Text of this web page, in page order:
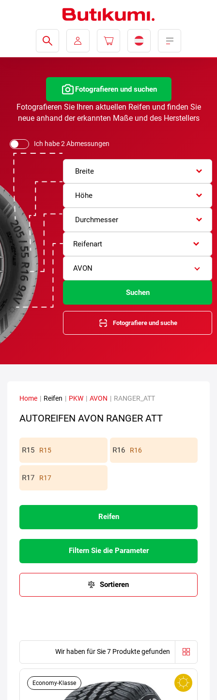
Fotografieren und suchen
Fotografieren Sie Ihren aktuellen Reifen und finden Sie
neue anhand der erkannten Maße und des Herstellers
Ich habe 2 Abmessungen
Breite
Höhe
Durchmesser
Reifenart
AVON
Suchen
Fotografiere und suche
Home | Reifen | PKW | AVON | RANGER_ATT
AUTOREIFEN AVON RANGER ATT
R15 R16
R17
Reifen
Filtern Sie die Parameter
Sortieren
Wir haben für Sie 7 Produkte gefunden
Economy-Klasse